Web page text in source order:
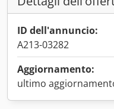
ID dell'annuncio:
A213-03282
Aggiornamento:
ultimo